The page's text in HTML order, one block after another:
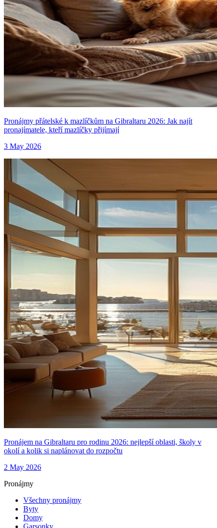
Pronájmy přátelské k mazlíčkům na Gibraltaru 2026: Jak najít
pronajímatele, kteří mazlíčky přijímají
3 May 2026
Pronájem na Gibraltaru pro rodinu 2026: nejlepší oblasti, školy v
okolí a kolik si naplánovat do rozpočtu
2 May 2026
Pronájmy
Všechny pronájmy
Byty
Domy
Garsonky